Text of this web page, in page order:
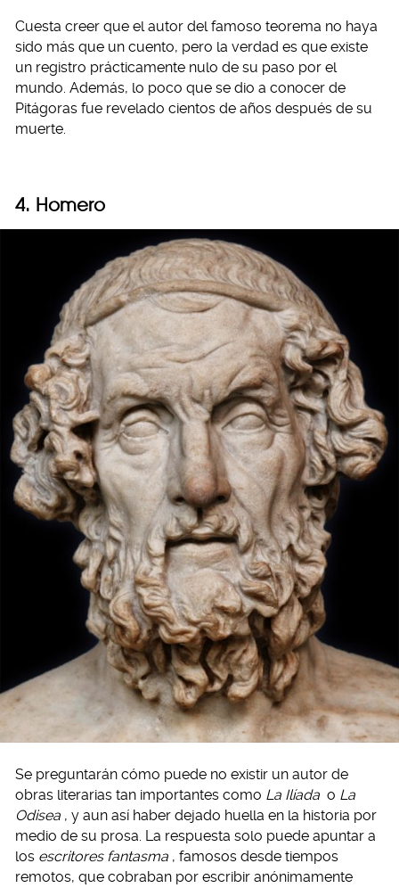
Cuesta creer que el autor del famoso teorema no haya
sido más que un cuento, pero la verdad es que existe
un registro prácticamente nulo de su paso por el
mundo. Además, lo poco que se dio a conocer de
Pitágoras fue revelado cientos de años después de su
muerte.
4. Homero
Se preguntarán cómo puede no existir un autor de
obras literarias tan importantes como La Ilíada o La
Odisea , y aun así haber dejado huella en la historia por
medio de su prosa. La respuesta solo puede apuntar a
los escritores fantasma , famosos desde tiempos
remotos, que cobraban por escribir anónimamente